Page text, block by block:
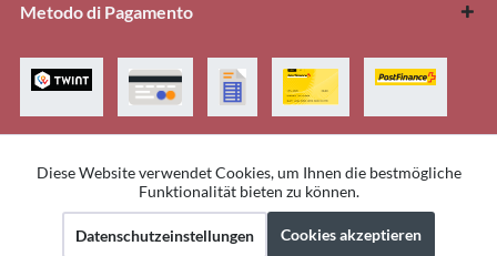
Metodo di Pagamento
Tutti i prezzi sono Iva inclusa
Cookie-Einstellungen Impressum Über uns Kontakt
Funktionale Aktiv
Marketing Aktiv
Diese Website verwendet Cookies, um Ihnen die bestmögliche
Funktionalität bieten zu können.
Datenschutzeinstellungen Cookies akzeptieren